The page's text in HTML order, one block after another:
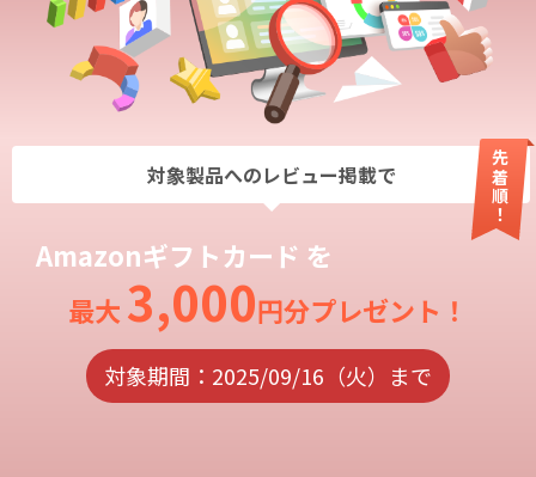
対象製品へのレビュー掲載で
Amazonギフトカード を
先着順！
最大 3,000円分プレゼント！
対象期間： 2025/09/16（火）まで